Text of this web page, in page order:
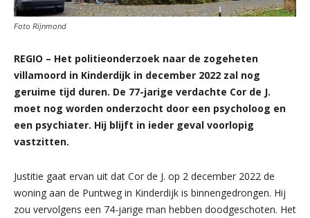
Foto Rijnmond
REGIO – Het politieonderzoek naar de zogeheten
villamoord in Kinderdijk in december 2022 zal nog
geruime tijd duren. De 77-jarige verdachte Cor de J.
moet nog worden onderzocht door een psycholoog en
een psychiater. Hij blijft in ieder geval voorlopig
vastzitten.
Justitie gaat ervan uit dat Cor de J. op 2 december 2022 de
woning aan de Puntweg in Kinderdijk is binnengedrongen. Hij
zou vervolgens een 74-jarige man hebben doodgeschoten. Het